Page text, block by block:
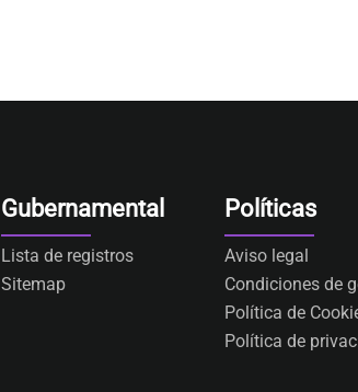
Gubernamental
Lista de registros
Sitemap
Políticas
Aviso legal
Condiciones de
Política de
Política de